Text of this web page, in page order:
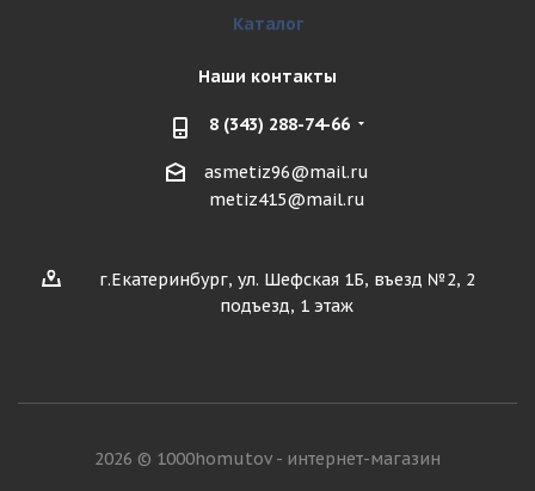
Каталог
Наши контакты
8 (343) 288-74-66
asmetiz96@mail.ru
metiz415@mail.ru
г.Екатеринбург, ул. Шефская 1Б, въезд №2, 2
подъезд, 1 этаж
2026 © 1000homutov - интернет-магазин